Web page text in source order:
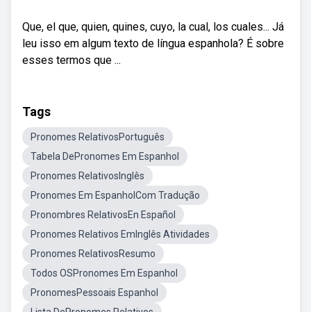
Que, el que, quien, quines, cuyo, la cual, los cuales... Já
leu isso em algum texto de língua espanhola? É sobre
esses termos que ...
Tags
Pronomes RelativosPortuguês
Tabela DePronomes Em Espanhol
Pronomes RelativosInglês
Pronomes Em EspanholCom Tradução
Pronombres RelativosEn Español
Pronomes Relativos EmInglês Atividades
Pronomes RelativosResumo
Todos OSPronomes Em Espanhol
PronomesPessoais Espanhol